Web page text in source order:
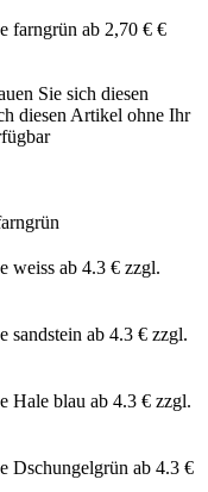
Sie sich diesen
diesen Artikel ohne Ihr